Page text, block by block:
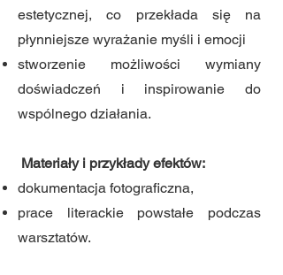
estetycznej, co przekłada się na
płynniejsze wyrażanie myśli i emocji
stworzenie możliwości wymiany
doświadczeń i inspirowanie do
wspólnego działania.
Materiały i przykłady efektów:
dokumentacja fotograficzna,
prace literackie powstałe podczas
warsztatów.